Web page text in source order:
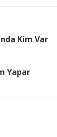
Kim Var
Yapar